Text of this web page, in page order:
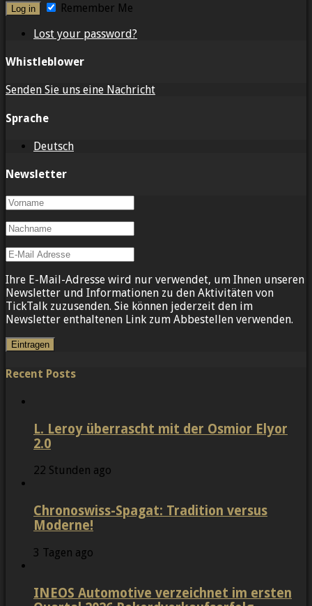
Remember Me
Lost your password?
Whistleblower
Senden Sie uns eine Nachricht
Sprache
Deutsch
Newsletter
Ihre E-Mail-Adresse wird nur verwendet, um Ihnen unseren
Newsletter und Informationen zu den Aktivitäten von
TickTalk zuzusenden. Sie können jederzeit den im
Newsletter enthaltenen Link zum Abbestellen verwenden.
Recent Posts
L. Leroy überrascht mit der Osmior Elyor
2.0
22 Stunden ago
Chronoswiss-Spagat: Tradition versus
Moderne!
3 Tagen ago
INEOS Automotive verzeichnet im ersten